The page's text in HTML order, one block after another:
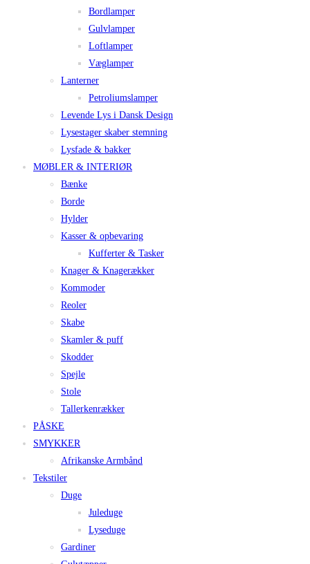
Bordlamper
Gulvlamper
Loftlamper
Væglamper
Lanterner
Petroliumslamper
Levende Lys i Dansk Design
Lysestager skaber stemning
Lysfade & bakker
MØBLER & INTERIØR
Bænke
Borde
Hylder
Kasser & opbevaring
Kufferter & Tasker
Knager & Knagerækker
Kommoder
Reoler
Skabe
Skamler & puff
Skodder
Spejle
Stole
Tallerkenrækker
PÅSKE
SMYKKER
Afrikanske Armbånd
Tekstiler
Duge
Juleduge
Lyseduge
Gardiner